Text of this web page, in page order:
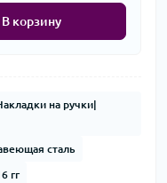
В корзину
на ручки|
сталь
гг